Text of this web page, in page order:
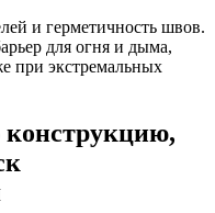
и герметичность швов.
для огня и дыма,
при экстремальных